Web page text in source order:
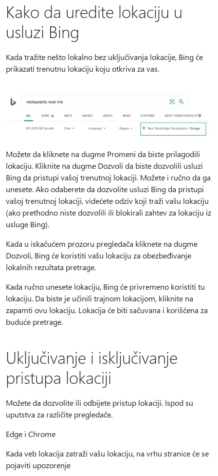
Kako da uredite lokaciju u
usluzi Bing
Kada tražite nešto lokalno bez uključivanja lokacije, Bing će
prikazati trenutnu lokaciju koju otkriva za vas.
Možete da kliknete na dugme Promeni da biste prilagodili
lokaciju. Kliknite na dugme Dozvoli da biste dozvolili usluzi
Bing da pristupi vašoj trenutnoj lokaciji. Možete i ručno da ga
unesete. Ako odaberete da dozvolite usluzi Bing da pristupi
vašoj trenutnoj lokaciji, videćete odziv koji traži vašu lokaciju
(ako prethodno niste dozvolili ili blokirali zahtev za lokaciju iz
usluge Bing).
Kada u iskačućem prozoru pregledača kliknete na dugme
Dozvoli, Bing će koristiti vašu lokaciju za obezbeđivanje
lokalnih rezultata pretrage.
Kada ručno unesete lokaciju, Bing će privremeno koristiti tu
lokaciju. Da biste je učinili trajnom lokacijom, kliknite na
zapamti ovu lokaciju. Lokacija će biti sačuvana i korišćena za
buduće pretrage.
Uključivanje i isključivanje
pristupa lokaciji
Možete da dozvolite ili odbijete pristup lokaciji. Ispod su
uputstva za različite pregledače.
Edge i Chrome
Kada veb lokacija zatraži vašu lokaciju, na vrhu stranice će se
pojaviti upozorenje